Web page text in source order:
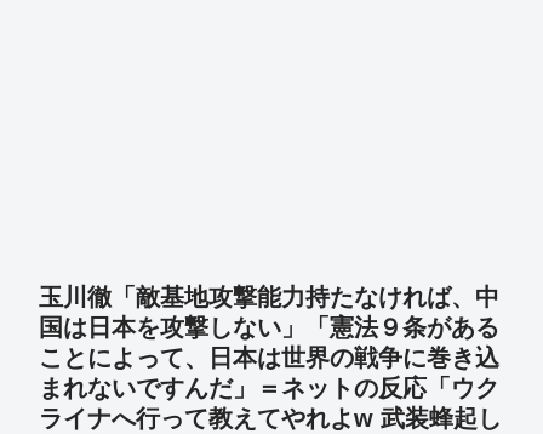
玉川徹「敵基地攻撃能力持たなければ、中
国は日本を攻撃しない」「憲法９条がある
ことによって、日本は世界の戦争に巻き込
まれないですんだ」＝ネットの反応「ウク
ライナへ行って教えてやれよw 武装蜂起し